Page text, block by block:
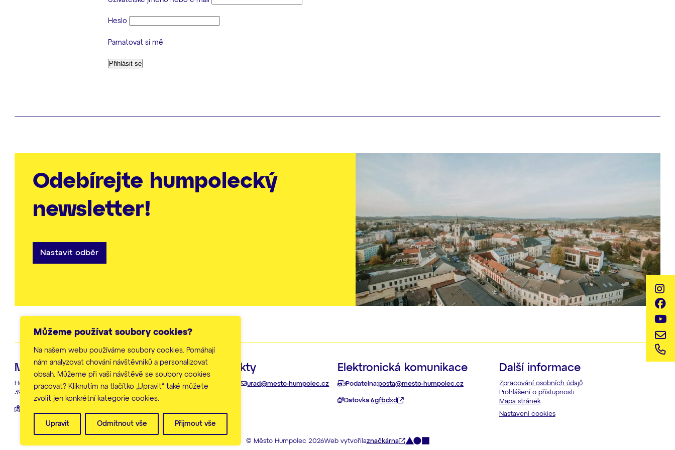
Můžeme používat soubory cookies?
Na našem webu používáme soubory cookies. Pomáhají
nám analyzovat chování návštěvníků a personalizovat
obsah. Můžeme při vaší návštěvě se soubory cookies
pracovat? Kliknutím na tlačítko „Upravit“ také můžete
zvolit jen konkrétní kategorie cookies.
Upravit Odmítnout vše Přijmout vše
Heslo
Pamatovat si mě
Odebírejte humpolecký
newsletter!
Nastavit odběr
Městský úřad Humpolec
Horní náměstí 300
396 22 Humpolec
Hlavní kontakty
+420 565 518 111 urad@mesto-humpolec.cz
Elektronická komunikace
Podatelna:posta@mesto-humpolec.cz
Datovka:6gfbdxd
Další informace
Zpracování osobních údajů
Prohlášení o přístupnosti
Mapa stránek
Nastavení cookies
© Město Humpolec 2026Web vytvořilaznačkárna